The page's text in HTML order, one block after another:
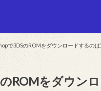
で3DSのROMをダウンロードするの
ROMをダウン